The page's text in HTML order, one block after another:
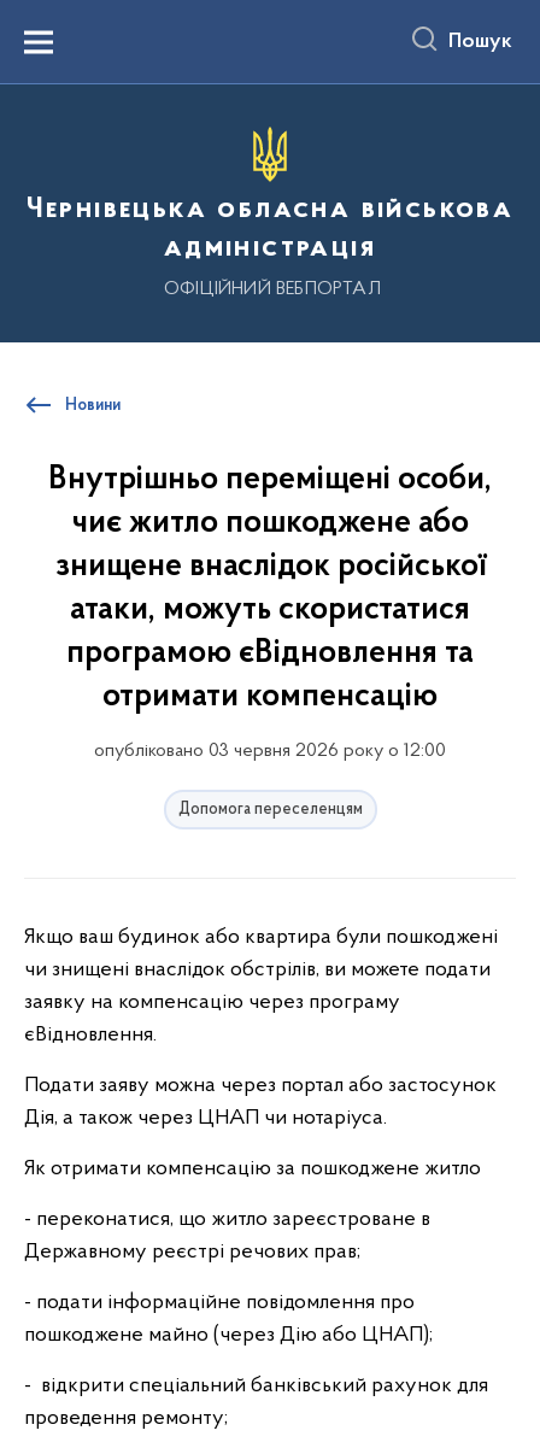
вмістуMenu Пошук
Чернівецька обласна військова
адміністрація
ОФІЦІЙНИЙ ВЕБПОРТАЛ
Новини
Внутрішньо переміщені особи,
чиє житло пошкоджене або
знищене внаслідок російської
атаки, можуть скористатися
програмою єВідновлення та
отримати компенсацію
опубліковано 03 червня 2026 року о 12:00
Допомога переселенцям
Якщо ваш будинок або квартира були пошкоджені
чи знищені внаслідок обстрілів, ви можете подати
заявку на компенсацію через програму
єВідновлення.
Подати заяву можна через портал або застосунок
Дія, а також через ЦНАП чи нотаріуса.
Як отримати компенсацію за пошкоджене житло
- переконатися, що житло зареєстроване в
Державному реєстрі речових прав;
- подати інформаційне повідомлення про
пошкоджене майно (через Дію або ЦНАП);
- відкрити спеціальний банківський рахунок для
проведення ремонту;